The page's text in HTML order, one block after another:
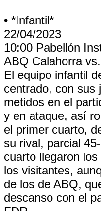
• *Infantil*
22/04/2023
10:00 Pabellón
ABQ Calahorra
El equipo infantil
centrado, con sus
metidos en el
y en ataque, así
el primer cuarto,
su rival, parcial
cuarto llegaron
los visitantes,
de los de ABQ,
descanso con el